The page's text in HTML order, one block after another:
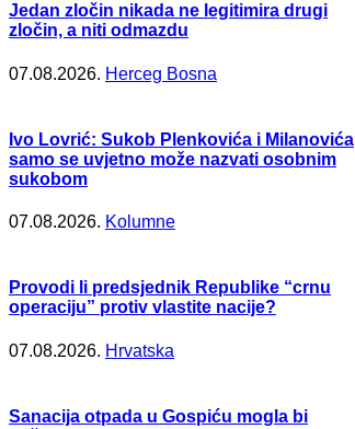
Jedan zločin nikada ne legitimira drugi
zločin, a niti odmazdu
07.08.2026. Herceg Bosna
Ivo Lovrić: Sukob Plenkovića i Milanovića
samo se uvjetno može nazvati osobnim
sukobom
07.08.2026. Kolumne
Provodi li predsjednik Republike “crnu
operaciju” protiv vlastite nacije?
07.08.2026. Hrvatska
Sanacija otpada u Gospiću mogla bi